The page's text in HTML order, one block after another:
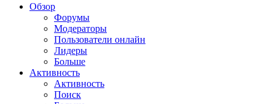
Обзор
Форумы
Модераторы
Пользователи онлайн
Лидеры
Больше
Активность
Активность
Поиск